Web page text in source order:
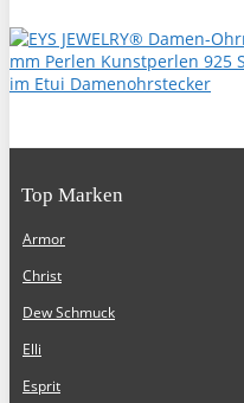
Top Marken
Armor
Christ
Dew Schmuck
Elli
Esprit